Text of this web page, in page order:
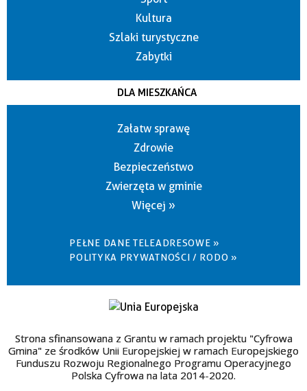
Kultura
Szlaki turystyczne
Zabytki
DLA MIESZKAŃCA
Załatw sprawę
Zdrowie
Bezpieczeństwo
Zwierzęta w gminie
Więcej »
PEŁNE DANE TELEADRESOWE »
POLITYKA PRYWATNOŚCI / RODO »
Strona sfinansowana z Grantu w ramach projektu "Cyfrowa
Gmina" ze środków Unii Europejskiej w ramach Europejskiego
Funduszu Rozwoju Regionalnego Programu Operacyjnego
Polska Cyfrowa na lata 2014-2020.